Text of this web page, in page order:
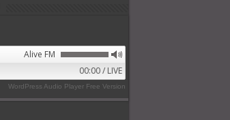
Alive FM 89.9
00:00 / LIVE
WordPress Audio Player Free Version